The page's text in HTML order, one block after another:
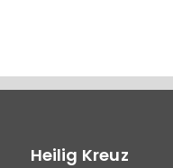
Heilig Kreuz